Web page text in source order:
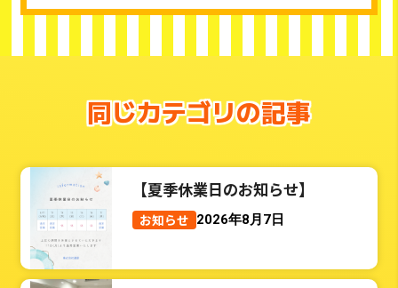
同じカテゴリの記事
【夏季休業日のお知らせ】
お知らせ 2026年8月7日